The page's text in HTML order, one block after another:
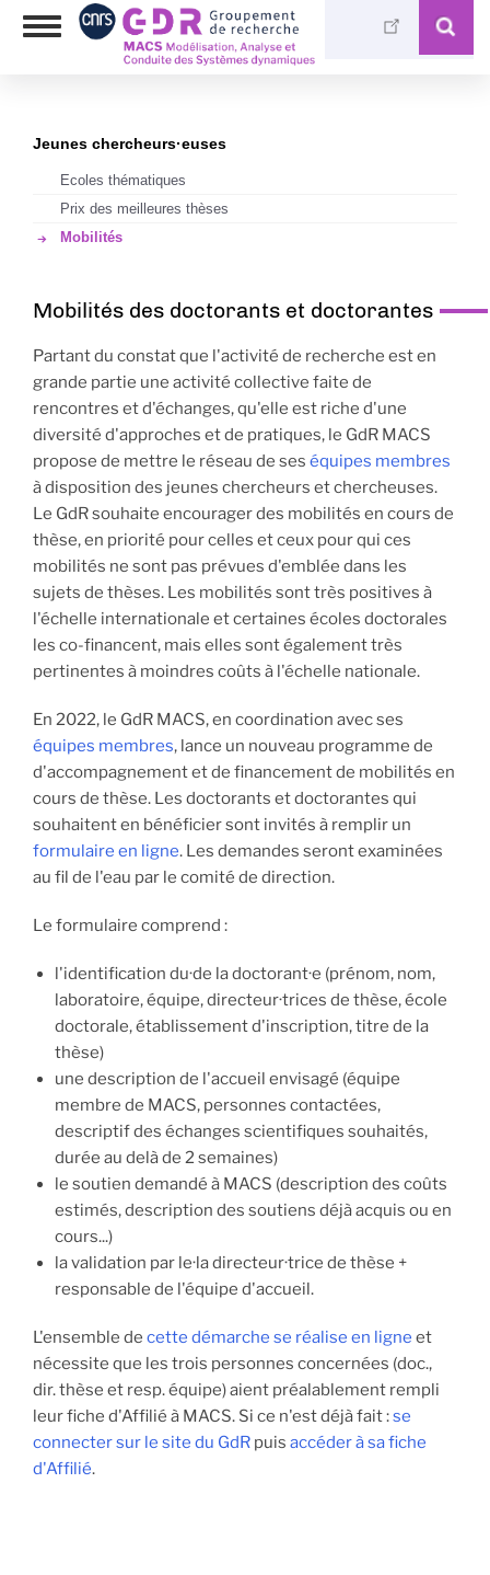
Skip
Toggle
Photothèque
Médiathèque
Jeunes chercheurs·euses
Ecoles thématiques
Prix des meilleures thèses
Mobilités
Mobilités des doctorants et doctorantes
Partant du constat que l'activité de recherche est en
grande partie une activité collective faite de
rencontres et d'échanges, qu'elle est riche d'une
diversité d'approches et de pratiques, le GdR MACS
propose de mettre le réseau de ses équipes membres
à disposition des jeunes chercheurs et chercheuses.
Le GdR souhaite encourager des mobilités en cours de
thèse, en priorité pour celles et ceux pour qui ces
mobilités ne sont pas prévues d'emblée dans les
sujets de thèses. Les mobilités sont très positives à
l'échelle internationale et certaines écoles doctorales
les co-financent, mais elles sont également très
pertinentes à moindres coûts à l'échelle nationale.
En 2022, le GdR MACS, en coordination avec ses
équipes membres, lance un nouveau programme de
d'accompagnement et de financement de mobilités en
cours de thèse. Les doctorants et doctorantes qui
souhaitent en bénéficier sont invités à remplir un
formulaire en ligne. Les demandes seront examinées
au fil de l'eau par le comité de direction.
Le formulaire comprend :
l'identification du·de la doctorant·e (prénom, nom,
laboratoire, équipe, directeur·trices de thèse, école
doctorale, établissement d'inscription, titre de la
thèse)
une description de l'accueil envisagé (équipe
membre de MACS, personnes contactées,
descriptif des échanges scientifiques souhaités,
durée au delà de 2 semaines)
le soutien demandé à MACS (description des coûts
estimés, description des soutiens déjà acquis ou en
cours...)
la validation par le·la directeur·trice de thèse +
responsable de l'équipe d'accueil.
L'ensemble de cette démarche se réalise en ligne et
nécessite que les trois personnes concernées (doc.,
dir. thèse et resp. équipe) aient préalablement rempli
leur fiche d'Affilié à MACS. Si ce n'est déjà fait :se
connecter sur le site du GdR puis accéder à sa fiche
d'Affilié.